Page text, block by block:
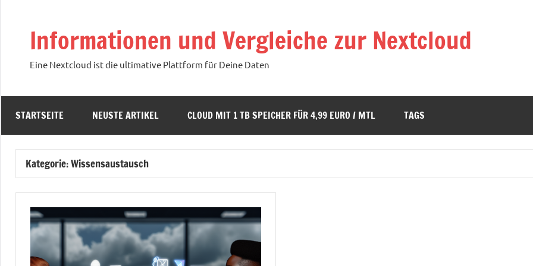
Informationen und Vergleiche zur Nextcloud
Eine Nextcloud ist die ultimative Plattform für Deine Daten
STARTSEITE NEUSTE ARTIKEL CLOUD MIT 1 TB SPEICHER FÜR 4,99 EURO / MTL TAGS
Kategorie:Wissensaustausch